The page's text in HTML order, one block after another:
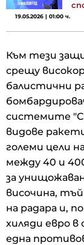
19.05.2026 | 01:00 ч.
Към тези
срещу
балистични
системите "С-
видове
големи цели
между 40 и
за
височина,
на радара и,
хиляди евро в
една